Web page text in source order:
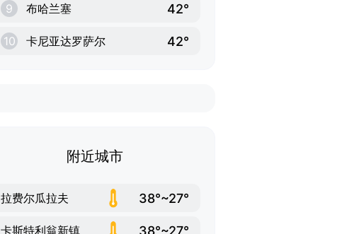
9 布哈兰塞 42°
10 卡尼亚达罗萨尔 42°
附近城市
拉费尔瓜拉夫 38°~27°
卡斯特利翁新镇 38°~27°